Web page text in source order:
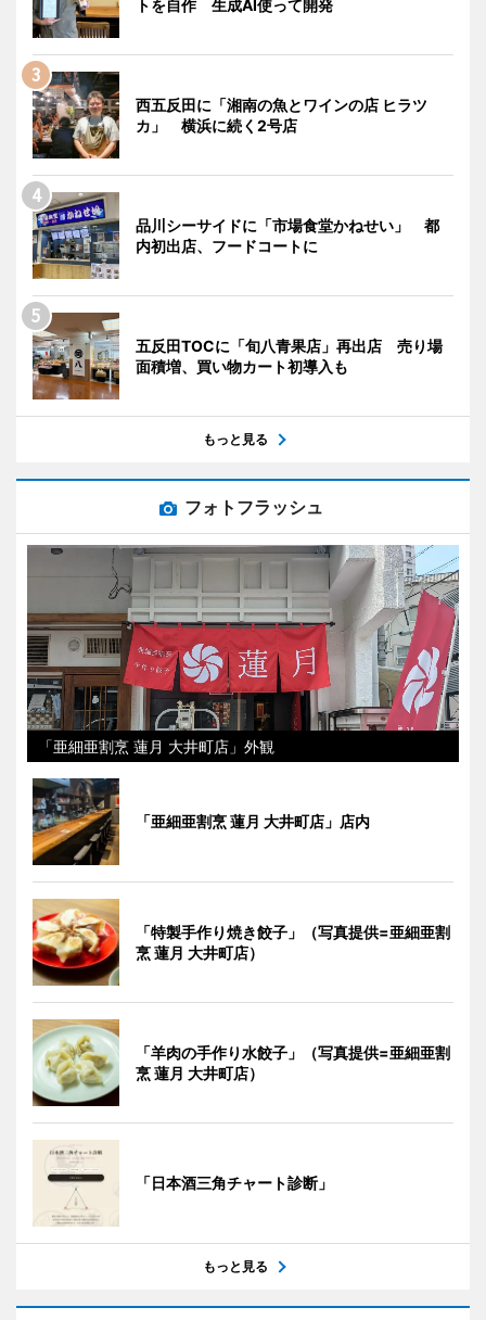
トを自作 生成AI使って開発
西五反田に「湘南の魚とワインの店 ヒラツ
カ」 横浜に続く2号店
品川シーサイドに「市場食堂かねせい」 都
内初出店、フードコートに
五反田TOCに「旬八青果店」再出店 売り場
面積増、買い物カート初導入も
もっと見る
フォトフラッシュ
「亜細亜割烹 蓮月 大井町店」外観
「亜細亜割烹 蓮月 大井町店」店内
「特製手作り焼き餃子」（写真提供=亜細亜割
烹 蓮月 大井町店）
「羊肉の手作り水餃子」（写真提供=亜細亜割
烹 蓮月 大井町店）
「日本酒三角チャート診断」
もっと見る